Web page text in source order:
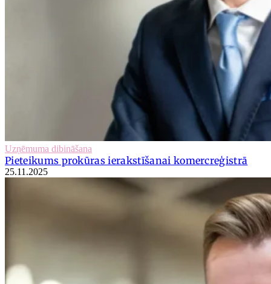
Uzņēmuma dibināšana
Pieteikums prokūras ierakstīšanai komercreģistrā
25.11.2025